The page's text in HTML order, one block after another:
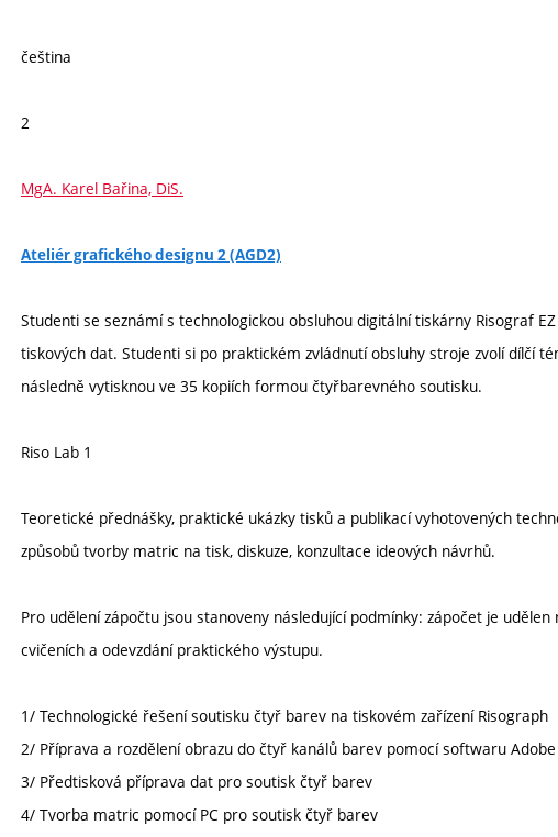
čeština
2
MgA. Karel Bařina, DiS.
Ateliér grafického designu 2 (AGD2)
Studenti se seznámí s technologickou obsluhou digitální tiskárny Risograf
tiskových dat. Studenti si po praktickém zvládnutí obsluhy stroje zvolí dílčí
následně vytisknou ve 35 kopiích formou čtyřbarevného soutisku.
Riso Lab 1
Teoretické přednášky, praktické ukázky tisků a publikací vyhotovených
způsobů tvorby matric na tisk, diskuze, konzultace ideových návrhů.
Pro udělení zápočtu jsou stanoveny následující podmínky: zápočet je
cvičeních a odevzdání praktického výstupu.
1/ Technologické řešení soutisku čtyř barev na tiskovém zařízení Risograph
2/ Příprava a rozdělení obrazu do čtyř kanálů barev pomocí softwaru
3/ Předtisková příprava dat pro soutisk čtyř barev
4/ Tvorba matric pomocí PC pro soutisk čtyř barev